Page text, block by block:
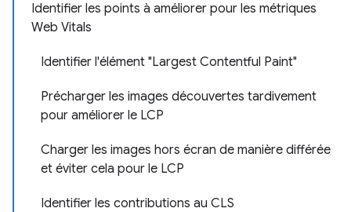
Identifier les points à améliorer pour les métriques
Web Vitals
Identifier l'élément "Largest Contentful Paint"
Précharger les images découvertes tardivement
pour améliorer le LCP
Charger les images hors écran de manière différée
et éviter cela pour le LCP
Identifier les contributions au CLS